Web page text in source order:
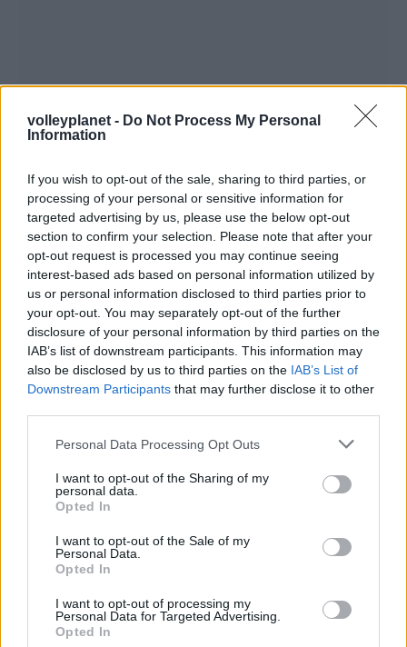
volleyplanet - Do Not Process My Personal
Information
If you wish to opt-out of the sale, sharing to third parties, or
processing of your personal or sensitive information for
targeted advertising by us, please use the below opt-out
section to confirm your selection. Please note that after your
opt-out request is processed you may continue seeing
interest-based ads based on personal information utilized by
us or personal information disclosed to third parties prior to
your opt-out. You may separately opt-out of the further
disclosure of your personal information by third parties on the
IAB’s list of downstream participants. This information may
also be disclosed by us to third parties on the IAB’s List of
Downstream Participants that may further disclose it to other
Please note that this website/app uses one or more Google
not limited to your visit or usage behaviour. You may click to
grant or deny consent to Google and its third-party tags to
use your data for below specified purposes in below Google
consent section.
Personal Data Processing Opt Outs
I want to opt-out of the Sharing of my
personal data.
Opted In
I want to opt-out of the Sale of my
Personal Data.
Opted In
I want to opt-out of processing my
Personal Data for Targeted Advertising.
Opted In